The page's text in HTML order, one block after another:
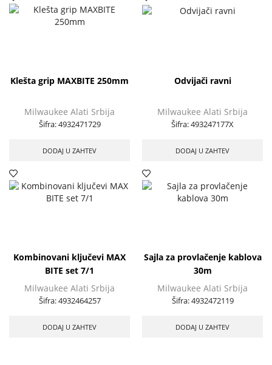
Klešta grip MAXBITE 250mm
Milwaukee Alati Srbija
Šifra:4932471729
DODAJ U ZAHTEV
Odvijači ravni
Milwaukee Alati Srbija
Šifra:493247177X
DODAJ U ZAHTEV
Kombinovani ključevi MAX
BITE set 7/1
Milwaukee Alati Srbija
Šifra:4932464257
DODAJ U ZAHTEV
Sajla za provlačenje kablova
30m
Milwaukee Alati Srbija
Šifra:4932472119
DODAJ U ZAHTEV